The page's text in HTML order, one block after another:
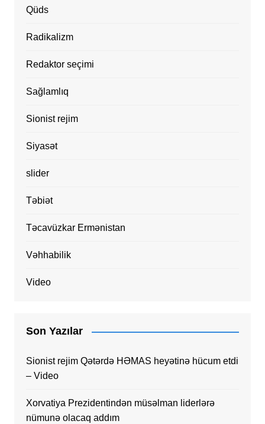
Qüds
Radikalizm
Redaktor seçimi
Sağlamlıq
Sionist rejim
Siyasət
slider
Təbiət
Təcavüzkar Ermənistan
Vəhhabilik
Video
Son Yazılar
Sionist rejim Qətərdə HƏMAS heyətinə hücum etdi
– Video
Xorvatiya Prezidentindən müsəlman liderlərə
nümunə olacaq addım